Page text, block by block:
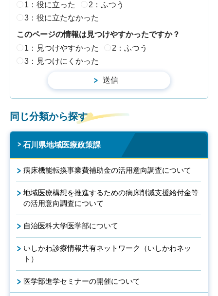
1：役に立った
2：ふつう
3：役に立たなかった
このページの情報は見つけやすかったですか？
1：見つけやすかった
2：ふつう
3：見つけにくかった
同じ分類から探す
石川県地域医療政策課
病床機能転換事業費補助金の活用意向調査について
地域医療構想を推進するための病床削減支援給付金等
の活用意向調査について
自治医科大学医学部について
いしかわ診療情報共有ネットワーク（いしかわネッ
ト）
医学部進学セミナーの開催について